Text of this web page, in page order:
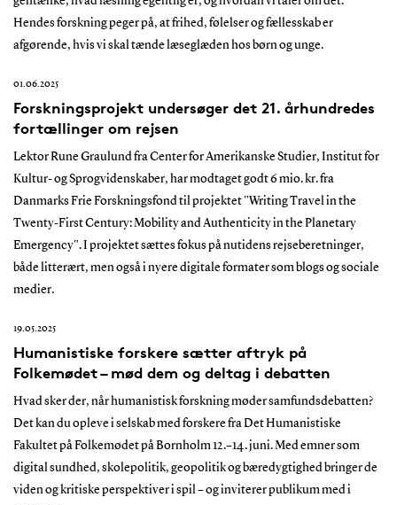
Hendes forskning peger på, at frihed, følelser og fællesskab er
afgørende, hvis vi skal tænde læseglæden hos børn og unge.
01.06.2025
Forskningsprojekt undersøger det 21. århundredes
fortællinger om rejsen
Lektor Rune Graulund fra Center for Amerikanske Studier, Institut for
Kultur- og Sprogvidenskaber, har modtaget godt 6 mio. kr. fra
Danmarks Frie Forskningsfond til projektet "Writing Travel in the
Twenty-First Century: Mobility and Authenticity in the Planetary
Emergency". I projektet sættes fokus på nutidens rejseberetninger,
både litterært, men også i nyere digitale formater som blogs og sociale
medier.
19.05.2025
Humanistiske forskere sætter aftryk på
Folkemødet – mød dem og deltag i debatten
Hvad sker der, når humanistisk forskning møder samfundsdebatten?
Det kan du opleve i selskab med forskere fra Det Humanistiske
Fakultet på Folkemødet på Bornholm 12.–14. juni. Med emner som
digital sundhed, skolepolitik, geopolitik og bæredygtighed bringer de
viden og kritiske perspektiver i spil – og inviterer publikum med i